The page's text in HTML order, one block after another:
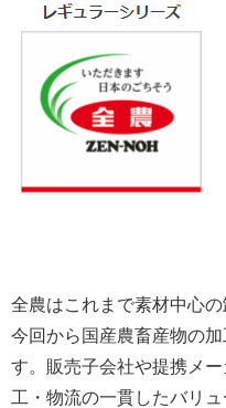
全農はこれまで素材中心
今回から国産農畜産物の
す。販売子会社や提携メ
工・物流の一貫したバリ